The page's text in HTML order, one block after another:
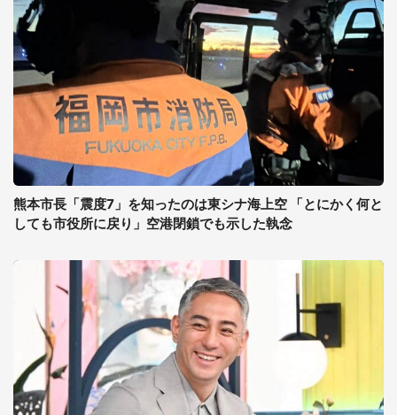
熊本市長「震度7」を知ったのは東シナ海上空 「とにかく何と
しても市役所に戻り」空港閉鎖でも示した執念